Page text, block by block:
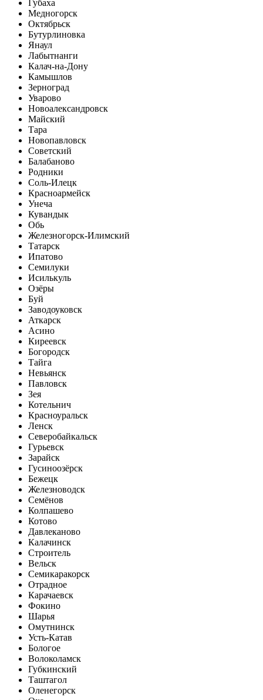
Губаха
Медногорск
Октябрьск
Бутурлиновка
Янаул
Лабытнанги
Калач-на-Дону
Камышлов
Зерноград
Уварово
Новоалександровск
Майский
Тара
Новопавловск
Советский
Балабаново
Родники
Соль-Илецк
Красноармейск
Унеча
Кувандык
Обь
Железногорск-Илимский
Татарск
Ипатово
Семилуки
Исилькуль
Озёры
Буй
Заводоуковск
Аткарск
Асино
Киреевск
Богородск
Тайга
Невьянск
Павловск
Зея
Котельнич
Красноуральск
Ленск
Северобайкальск
Гурьевск
Зарайск
Гусиноозёрск
Бежецк
Железноводск
Семёнов
Колпашево
Котово
Давлеканово
Калачинск
Строитель
Вельск
Семикаракорск
Отрадное
Карачаевск
Фокино
Шарья
Омутнинск
Усть-Катав
Бологое
Волоколамск
Губкинский
Таштагол
Оленегорск